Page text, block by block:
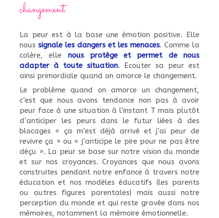
changement
La peur est à la base une émotion positive. Elle
nous signale les dangers et les menaces. Comme la
colère, elle nous protège et permet de nous
adapter à toute situation. Ecouter sa peur est
ainsi primordiale quand on amorce le changement.
Le problème quand on amorce un changement,
c’est que nous avons tendance non pas à avoir
peur face à une situation à l’instant T mais plutôt
d’anticiper les peurs dans le futur liées à des
blocages « ça m’est déjà arrivé et j’ai peur de
revivre ça » ou « j’anticipe le pire pour ne pas être
déçu ». La peur se base sur notre vision du monde
et sur nos croyances. Croyances que nous avons
construites pendant notre enfance à travers notre
éducation et nos modèles éducatifs (les parents
ou autres figures parentales) mais aussi notre
perception du monde et qui reste gravée dans nos
mémoires, notamment la mémoire émotionnelle.